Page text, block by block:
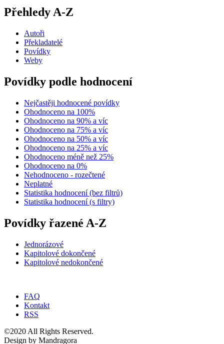
Přehledy A-Z
Autoři
Překladatelé
Povídky
Weby
Povídky podle hodnocení
Nejčastěji hodnocené povídky
Ohodnoceno na 100%
Ohodnoceno na 90% a víc
Ohodnoceno na 75% a víc
Ohodnoceno na 50% a víc
Ohodnoceno na 25% a víc
Ohodnoceno méně než 25%
Ohodnoceno na 0%
Nehodnoceno - rozečtené
Neplatné
Statistika hodnocení (bez filtrů)
Statistika hodnocení (s filtry)
Povídky řazené A-Z
Jednorázové
Kapitolové dokončené
Kapitolové nedokončené
FAQ
Kontakt
RSS
©2020 All Rights Reserved.
Design by Mandragora